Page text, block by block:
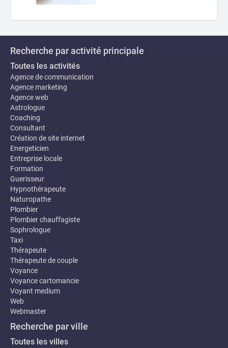
Recherche par activité principale
Toutes les activités
Agence de communication
Agence marketing
Agence web
Astrologue
Coaching
Consultant
Création de site internet
Energeticien
Entreprise locale
Formation
Guerisseur
Hypnothérapeute
Naturopathe
Plombier
Plombier chauffagiste
Sophrologue
Taxi
Thérapeute
Thérapeute de couple
Voyance
Voyance cartomancie
Voyant medium
Web
Webmaster
Recherche par ville
Toutes les villes